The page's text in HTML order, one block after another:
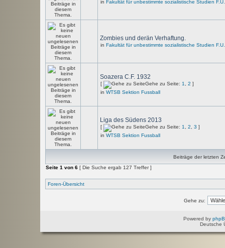
in Fakultät für unbestimmte sozialistische Studien
Zombies und derän Verhaftung.
in Fakultät für unbestimmte sozialistische Studien
Soazera C.F. 1932
[ Gehe zu Seite: 1 2 ]
in WTSB Sektion Fussball
Liga des Südens 2013
[ Gehe zu Seite: 1 2 3 ]
in WTSB Sektion Fussball
Beiträge der letzten
Seite 1 von 6 [ Die Suche ergab 127 Treffer ]
Foren-Übersicht
Gehe zu:
Powered by
Deutsche